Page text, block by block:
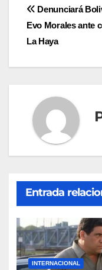
de
Denunciará
Evo Morales ante
La Haya
Entrada
INTERNACIONAL